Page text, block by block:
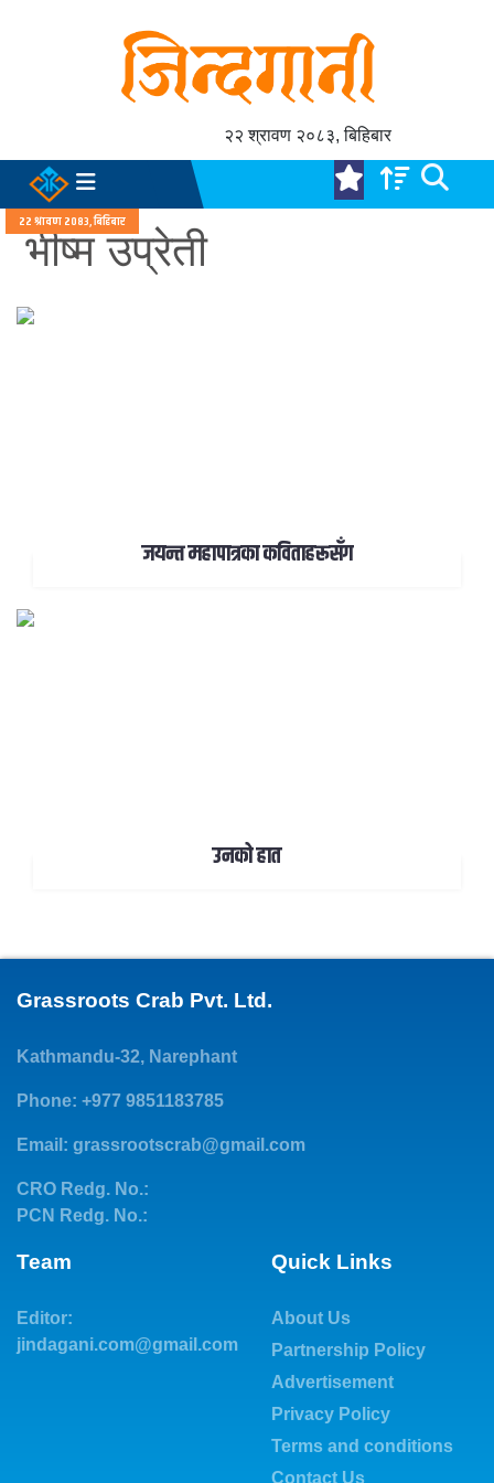
२२ श्रावण २०८३, बिहिबार
२२ श्रावण २०८३, बिहिबार
भीष्म उप्रेती
जयन्त महापात्रका कविताहरूसँग
उनको हात
Grassroots Crab Pvt. Ltd.
Kathmandu-32, Narephant
Phone: +977 9851183785
Email: grassrootscrab@gmail.com
CRO Redg. No.:
PCN Redg. No.:
Team
Editor:
jindagani.com@gmail.com
Quick Links
About Us
Partnership Policy
Advertisement
Privacy Policy
Terms and conditions
Contact Us